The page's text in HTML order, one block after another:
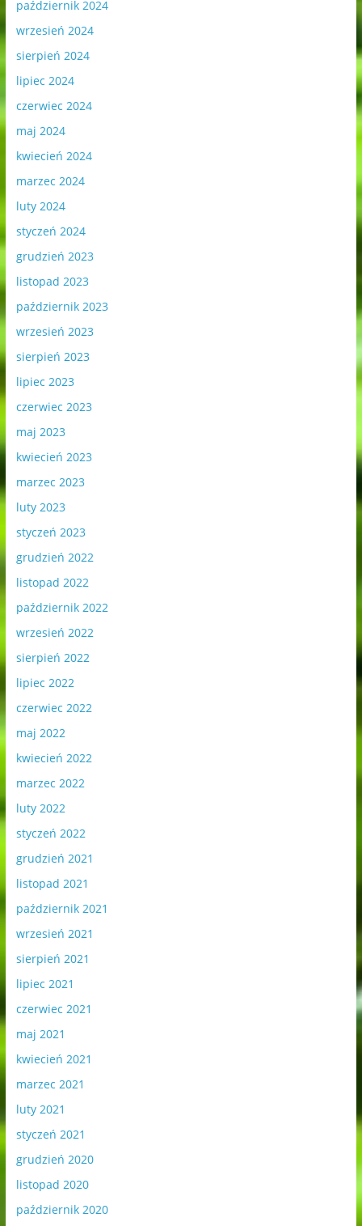
październik 2024
wrzesień 2024
sierpień 2024
lipiec 2024
czerwiec 2024
maj 2024
kwiecień 2024
marzec 2024
luty 2024
styczeń 2024
grudzień 2023
listopad 2023
październik 2023
wrzesień 2023
sierpień 2023
lipiec 2023
czerwiec 2023
maj 2023
kwiecień 2023
marzec 2023
luty 2023
styczeń 2023
grudzień 2022
listopad 2022
październik 2022
wrzesień 2022
sierpień 2022
lipiec 2022
czerwiec 2022
maj 2022
kwiecień 2022
marzec 2022
luty 2022
styczeń 2022
grudzień 2021
listopad 2021
październik 2021
wrzesień 2021
sierpień 2021
lipiec 2021
czerwiec 2021
maj 2021
kwiecień 2021
marzec 2021
luty 2021
styczeń 2021
grudzień 2020
listopad 2020
październik 2020